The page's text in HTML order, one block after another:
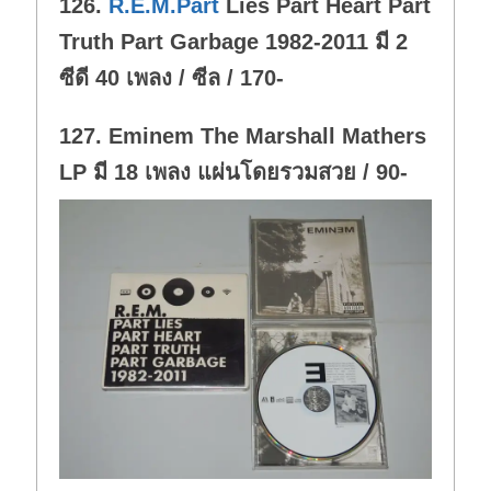
.
126. R.E.M.Part Lies Part Heart Part
Truth Part Garbage 1982-2011 มี 2
ซีดี 40 เพลง / ซีล / 170-
127. Eminem The Marshall Mathers
LP มี 18 เพลง แผ่นโดยรวมสวย / 90-